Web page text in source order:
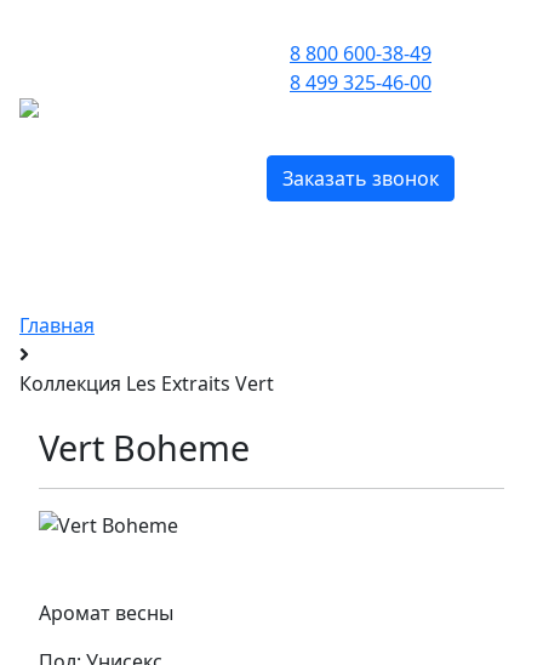
8 800 600-38-49
8 499 325-46-00
Заказать звонок
Главная
Коллекция Les Extraits Vert
Vert Boheme
Аромат весны